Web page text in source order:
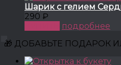
Шарик с гелием
290 ₽
подробнее
🎁 ДОБАВЬТЕ ПОДАРОК